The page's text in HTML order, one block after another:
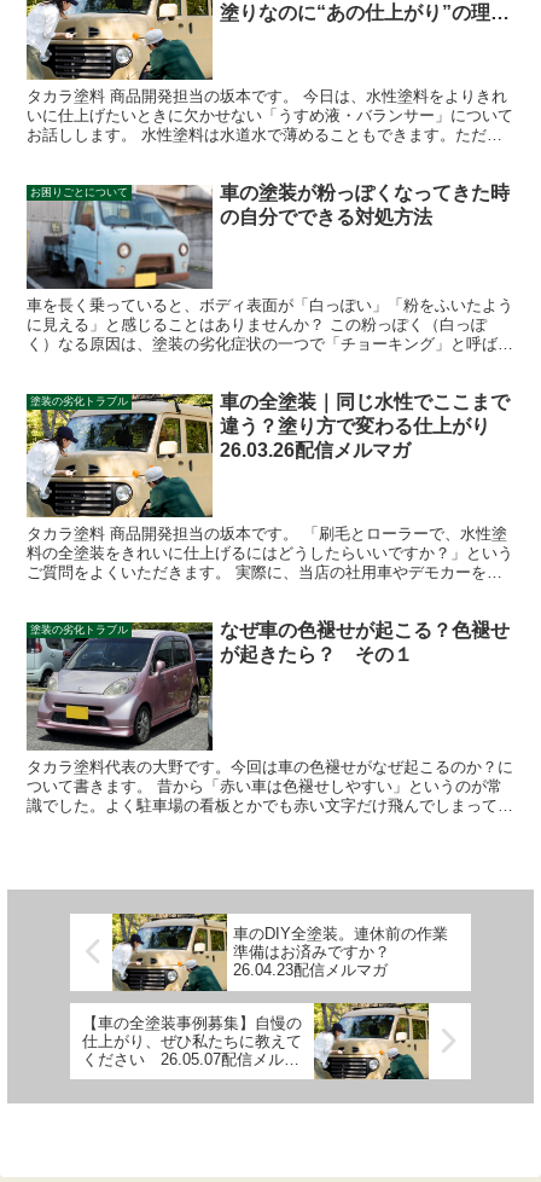
塗りなのに“あの仕上がり”の理
タカラ塗料 商品開発担当の坂本です。 今日は、水性塗料をよりきれ
いに仕上げたいときに欠かせない「うすめ液・バランサー」について
お話しします。 水性塗料は水道水で薄めることもできます。ただ
お困りごとについて
車の塗装が粉っぽくなってきた時
の自分でできる対処方法
車を長く乗っていると、ボディ表面が「白っぽい」「粉をふいたよう
に見える」と感じることはありませんか？ この粉っぽく（白っぽ
く）なる原因は、塗装の劣化症状の一つで「チョーキング」と呼ばれ
塗装の劣化トラブル
車の全塗装｜同じ水性でここまで
違う？塗り方で変わる仕上がり
26.03.26配信メルマガ
タカラ塗料 商品開発担当の坂本です。 「刷毛とローラーで、水性塗
料の全塗装をきれいに仕上げるにはどうしたらいいですか？」という
ご質問をよくいただきます。 実際に、当店の社用車やデモカーをご
塗装の劣化トラブル
なぜ車の色褪せが起こる？色褪せ
が起きたら？ その１
タカラ塗料代表の大野です。今回は車の色褪せがなぜ起こるのか？に
ついて書きます。 昔から「赤い車は色褪せしやすい」というのが常
識でした。よく駐車場の看板とかでも赤い文字だけ飛んでしまって、
車のDIY全塗装。連休前の作業
準備はお済みですか？
26.04.23配信メルマガ
【車の全塗装事例募集】自慢の
仕上がり、ぜひ私たちに教えて
ください 26.05.07配信メルマ
ガ